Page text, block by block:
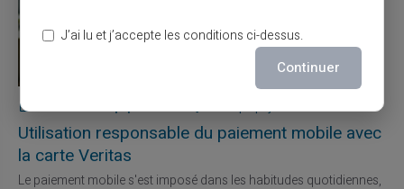
27/07/2026 Veritas Carte prépayée
Utilisation responsable du paiement mobile avec
la carte Veritas
Le paiement mobile s'est imposé dans les habitudes quotidiennes,
J’ai lu et j’accepte les conditions ci-dessus.
Continuer